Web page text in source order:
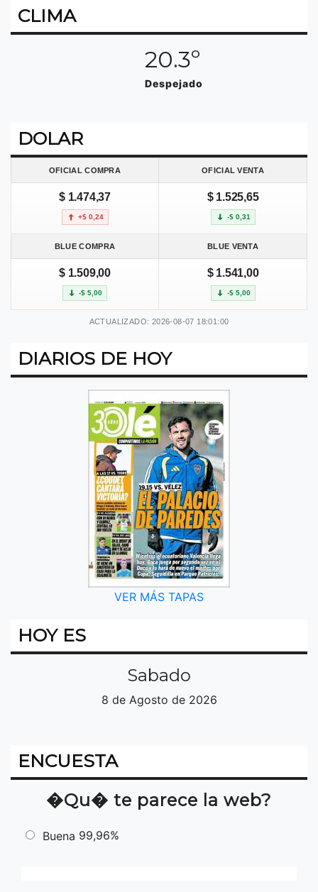
CLIMA
20.3º
Despejado
DOLAR
OFICIAL COMPRA OFICIAL VENTA
$ 1.474,37
+$ 0,24
$ 1.525,65
-$ 0,31
BLUE COMPRA BLUE VENTA
$ 1.509,00
-$ 5,00
$ 1.541,00
-$ 5,00
ACTUALIZADO: 2026-08-07 18:01:00
DIARIOS DE HOY
VER MÁS TAPAS
HOY ES
Sabado
8 de Agosto de 2026
ENCUESTA
�Qu� te parece la web?
Buena 99,96%